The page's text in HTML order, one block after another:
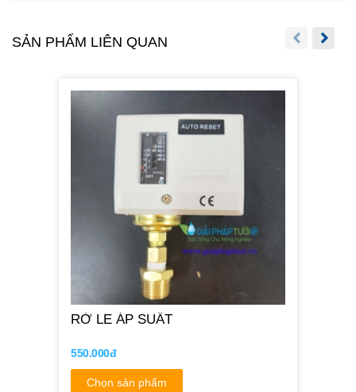
SẢN PHẨM LIÊN QUAN
RỜ LE ÁP SUẤT
550.000đ
Chọn sản phẩm